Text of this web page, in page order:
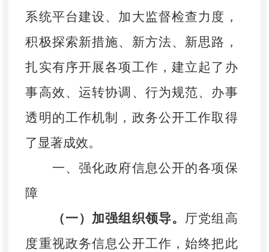
系统平台建设、加大监督检查力度，
积极探索新措施、新方法、新思路，
扎实有序开展各项工作， 建立起了办
事高效、运转协调、行为规范、办事
透明的工作机制，政务公开工作取得
了显著成效。
一、强化政府信息公开的各项保
障
（一）加强组织领导。 厅党组高
度重视政务信息公开工作，始终把此